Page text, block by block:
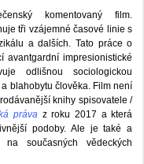
komentovaný film.
tři vzájemné časové linie s
a dalších. Tato práce o
impresionistické
odlišnou sociologickou
blahobytu člověka. Film není
knihy spisovatele /
právaz roku 2017 a která
podoby. Ale je také a
současných vědeckých